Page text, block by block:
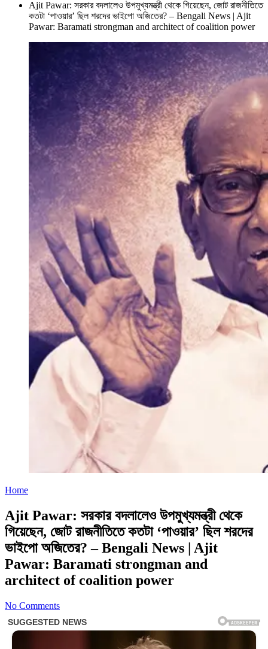
Ajit Pawar: সরকার বদলালেও উপমুখ্যমন্ত্রী থেকে গিয়েছেন, জোট রাজনীতিতে
কতটা ‘পাওয়ার’ ছিল শরদের ভাইপো অজিতের? – Bengali News | Ajit
Pawar: Baramati strongman and architect of coalition power
Home
Ajit Pawar: সরকার বদলালেও উপমুখ্যমন্ত্রী থেকে
গিয়েছেন, জোট রাজনীতিতে কতটা ‘পাওয়ার’ ছিল শরদের
ভাইপো অজিতের? – Bengali News | Ajit
Pawar: Baramati strongman and
architect of coalition power
No Comments